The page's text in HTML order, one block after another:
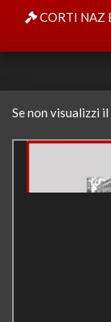
CORTI NAZ
Se non visualizzi